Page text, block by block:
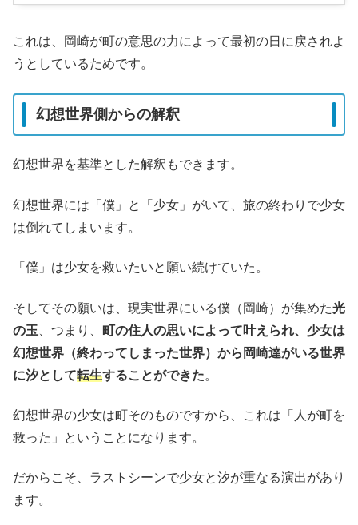
これは、岡崎が町の意思の力によって最初の日に戻されよ
うとしているためです。
幻想世界側からの解釈
幻想世界を基準とした解釈もできます。
幻想世界には「僕」と「少女」がいて、旅の終わりで少女
は倒れてしまいます。
「僕」は少女を救いたいと願い続けていた。
そしてその願いは、現実世界にいる僕（岡崎）が集めた光
の玉 、つまり、 町の住人の思いによって叶えられ、少女は
幻想世界（終わってしまった世界）から岡崎達がいる世界
に汐として転生することができた。
幻想世界の少女は町そのものですから、これは「人が町を
救った」ということになります。
だからこそ、ラストシーンで少女と汐が重なる演出があり
ます。